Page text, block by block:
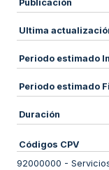
Publicación
Ultima
Periodo estimado
Periodo estimado
Duración
Códigos CPV
92000000 -